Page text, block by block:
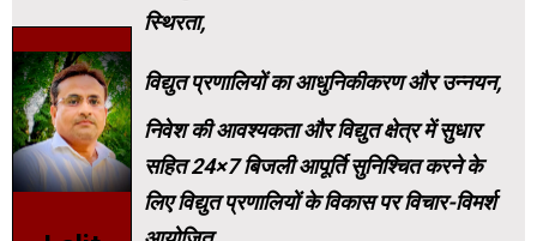
स्थिरता,
विद्युत प्रणालियों का आधुनिकीकरण और उन्नयन,
निवेश की आवश्यकता और विद्युत क्षेत्र में सुधार
सहित 24×7 बिजली आपूर्ति सुनिश्चित करने के
लिए विद्युत प्रणालियों के विकास पर विचार-विमर्श